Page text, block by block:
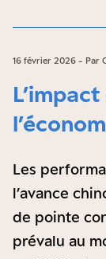
16 février 2026 - Par
Les
l’avance
de pointe
prévalu au